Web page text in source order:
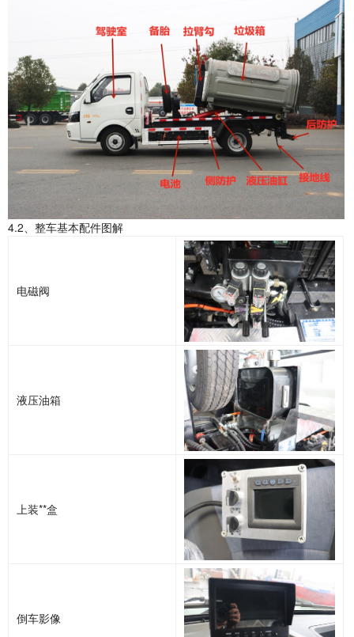
4.2、整车基本配件图解
电磁阀
液压油箱
上装**盒
倒车影像